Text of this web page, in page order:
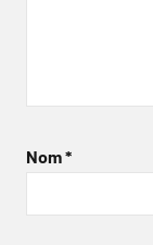
Nom*